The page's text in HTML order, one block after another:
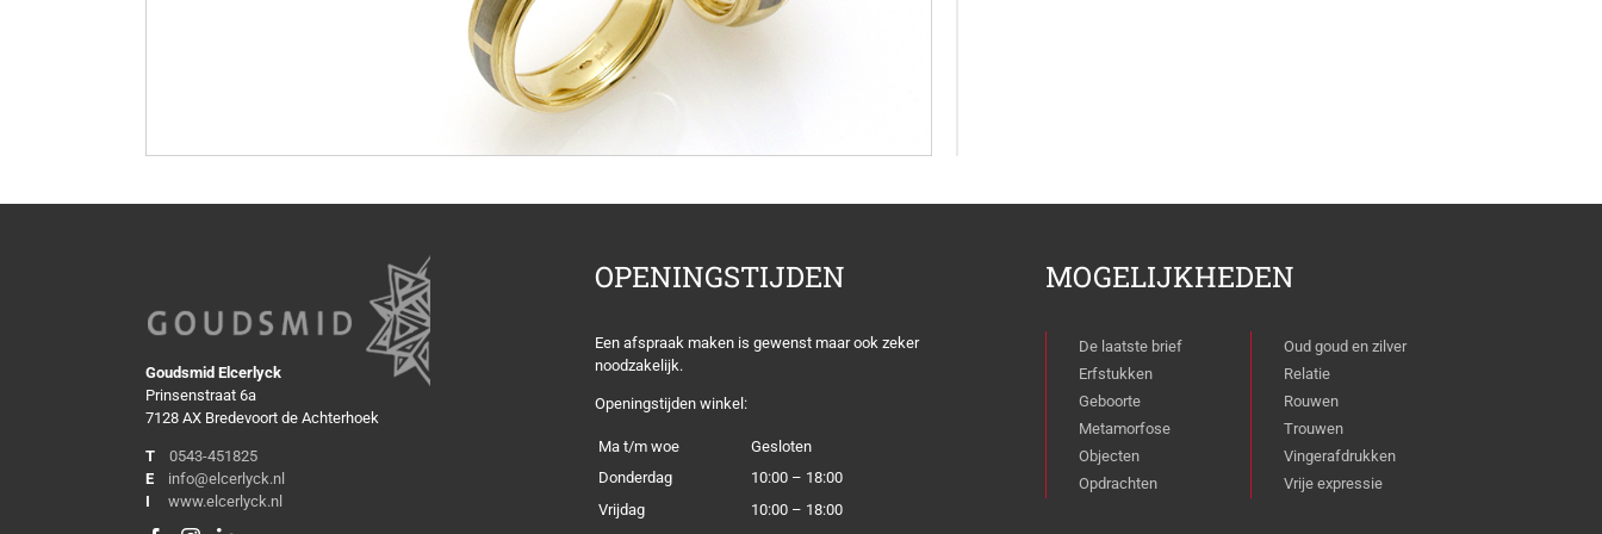
Goudsmid Elcerlyck
Prinsenstraat 6a
7128 AX Bredevoort de Achterhoek
T
0543-451825
E
info@elcerlyck.nl
I
www.elcerlyck.nl
OPENINGSTIJDEN
Een afspraak maken is gewenst maar ook zeker
noodzakelijk.
Openingstijden winkel:
Ma t/m woe
Gesloten
Donderdag
10:00 – 18:00
Vrijdag
10:00 – 18:00
MOGELIJKHEDEN
De laatste brief
Erfstukken
Geboorte
Metamorfose
Objecten
Opdrachten
Oud goud en zilver
Relatie
Rouwen
Trouwen
Vingerafdrukken
Vrije expressie